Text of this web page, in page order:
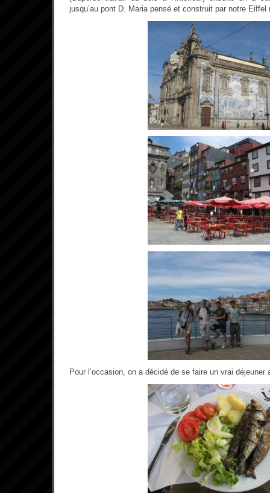
jusqu’au pont D. Maria pensé et construit par notre Eiffel
Pour l’occasion, on a décidé de se faire un vrai